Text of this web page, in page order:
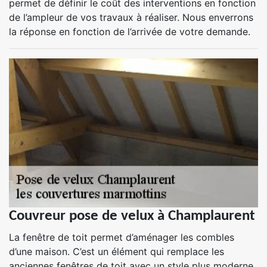
permet de définir le coût des interventions en fonction
de l’ampleur de vos travaux à réaliser. Nous enverrons
la réponse en fonction de l’arrivée de votre demande.
Couvreur pose de velux à Champlaurent
La fenêtre de toit permet d’aménager les combles
d’une maison. C’est un élément qui remplace les